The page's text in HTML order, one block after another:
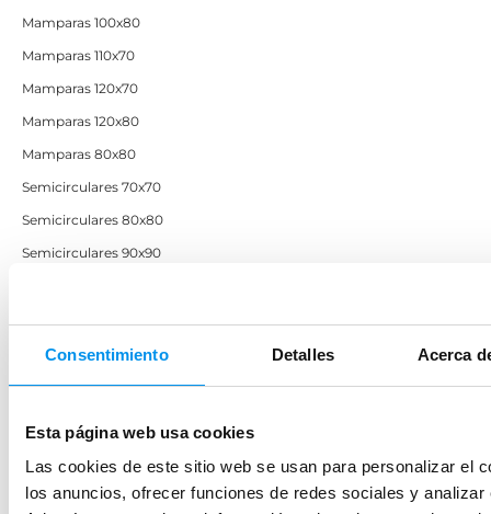
Consentimiento Detalles Acerca
Esta página web usa cookies
Las cookies de este sitio web se usan para personalizar el
los anuncios, ofrecer funciones de redes sociales y analizar
Mamparas 100x80
Mamparas 110x70
Mamparas 120x70
Mamparas 120x80
Mamparas 80x80
Semicirculares 70x70
Semicirculares 80x80
Semicirculares 90x90
Pequeñas
Pequeñas bañera
Mamparas de ducha acrílicas